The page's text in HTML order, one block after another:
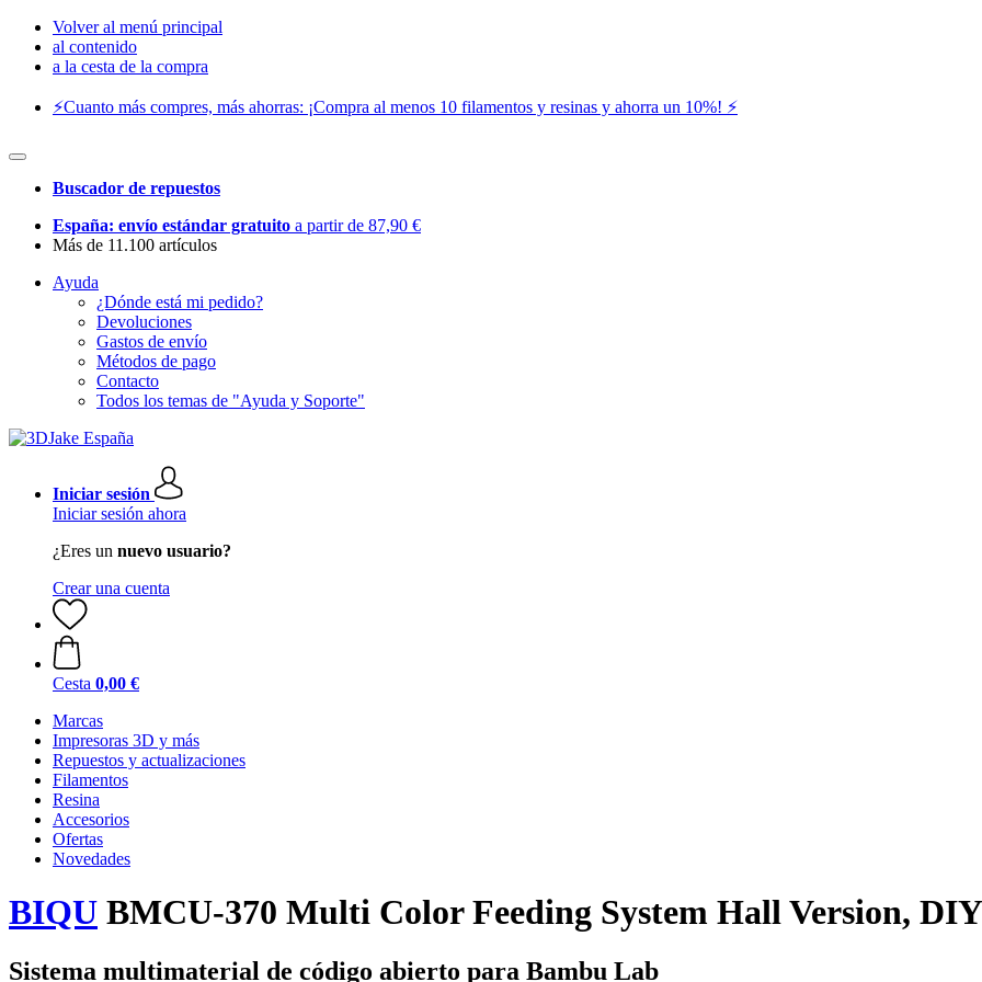
Volver al menú principal
al contenido
a la cesta de la compra
⚡️Cuanto más compres, más ahorras: ¡Compra al menos 10 filamentos y resinas y ahorra un 10%! ⚡️
Buscador de repuestos
España: envío estándar gratuito a partir de 87,90 €
Más de 11.100 artículos
Ayuda
¿Dónde está mi pedido?
Devoluciones
Gastos de envío
Métodos de pago
Contacto
Todos los temas de "Ayuda y Soporte"
Iniciar sesión
Iniciar sesión ahora
¿Eres un nuevo usuario?
Crear una cuenta
Cesta 0,00 €
Marcas
Impresoras 3D y más
Repuestos y actualizaciones
Filamentos
Resina
Accesorios
Ofertas
Novedades
BIQU BMCU-370 Multi Color Feeding System Hall Version,
Sistema multimaterial de código abierto para Bambu Lab